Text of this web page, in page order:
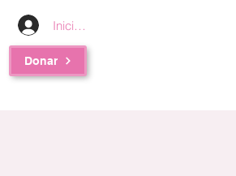
Iniciar sesión
Donar